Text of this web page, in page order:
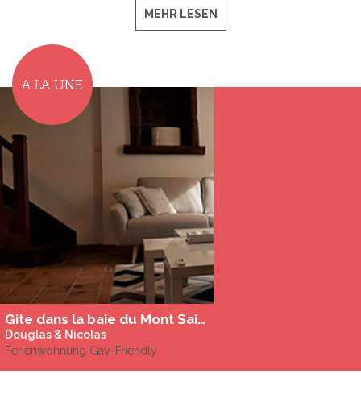
MEHR LESEN
A LA UNE
Gite dans la baie du Mont Saint Michel
Douglas & Nicolas
Ferienwohnung Gay-Friendly